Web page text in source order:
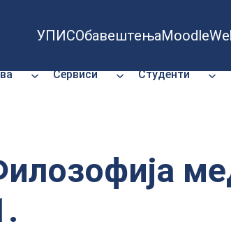
УПИСОбавештењаMoodle
Сервиси Студенти